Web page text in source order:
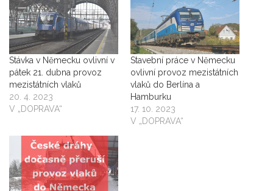
Stávka v Německu ovlivní v
pátek 21. dubna provoz
mezistátních vlaků
20. 4. 2023
V „DOPRAVA“
Stavební práce v Německu
ovlivní provoz mezistátních
vlaků do Berlína a
Hamburku
17. 10. 2023
V „DOPRAVA“